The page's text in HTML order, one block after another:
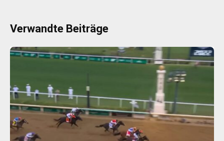
Verwandte Beiträge